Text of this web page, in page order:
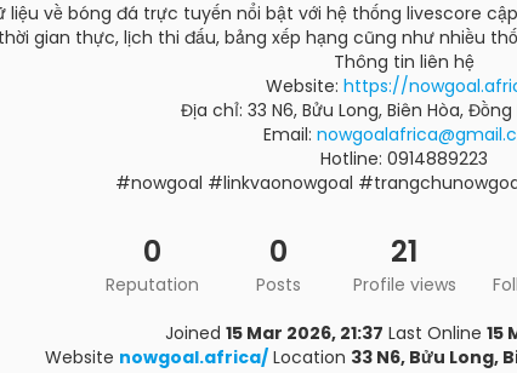
liệu về bóng đá trực tuyến nổi bật với hệ thống livescore
gian thực, lịch thi đấu, bảng xếp hạng cũng như nhiều
Thông tin liên hệ
Website: https://
Địa chỉ: 33 N6, Bửu Long, Biên Hòa,
Email:
Hotline: 0914889223
#nowgoal #linkvaonowgoal
0
Reputation
0
Posts
21
Profile views
Joined 15 Mar 2026, 21:37 Last Online 15
Website nowgoal.africa/ Location 33 N6, Bửu Long,